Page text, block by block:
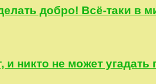
добро! Всё-таки в
никто не может угадать